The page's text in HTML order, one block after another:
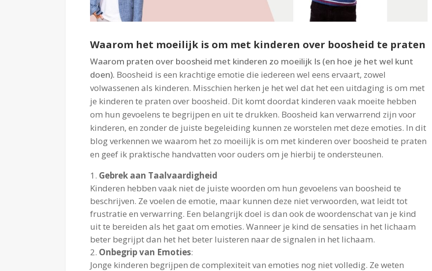
Waarom het moeilijk is om met kinderen over boosheid te praten
Waarom praten over boosheid met kinderen zo moeilijk Is (en hoe je het wel kunt
doen). Boosheid is een krachtige emotie die iedereen wel eens ervaart, zowel
volwassenen als kinderen. Misschien herken je het wel dat het een uitdaging is om met
je kinderen te praten over boosheid. Dit komt doordat kinderen vaak moeite hebben
om hun gevoelens te begrijpen en uit te drukken. Boosheid kan verwarrend zijn voor
kinderen, en zonder de juiste begeleiding kunnen ze worstelen met deze emoties. In dit
blog verkennen we waarom het zo moeilijk is om met kinderen over boosheid te praten
en geef ik praktische handvatten voor ouders om je hierbij te ondersteunen.
Gebrek aan Taalvaardigheid
Kinderen hebben vaak niet de juiste woorden om hun gevoelens van boosheid te
beschrijven. Ze voelen de emotie, maar kunnen deze niet verwoorden, wat leidt tot
frustratie en verwarring. Een belangrijk doel is dan ook de woordenschat van je kind
uit te bereiden als het gaat om emoties. Wanneer je kind de sensaties in het lichaam
beter begrijpt dan het het beter luisteren naar de signalen in het lichaam.
Onbegrip van Emoties:
Jonge kinderen begrijpen de complexiteit van emoties nog niet volledig. Ze weten